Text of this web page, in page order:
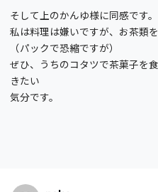
そして上のかんゆ様に同感です。
私は料理は嫌いですが、お茶類
（パックで恐縮ですが）
ぜひ、うちのコタツで茶菓子を
きたい
気分です。